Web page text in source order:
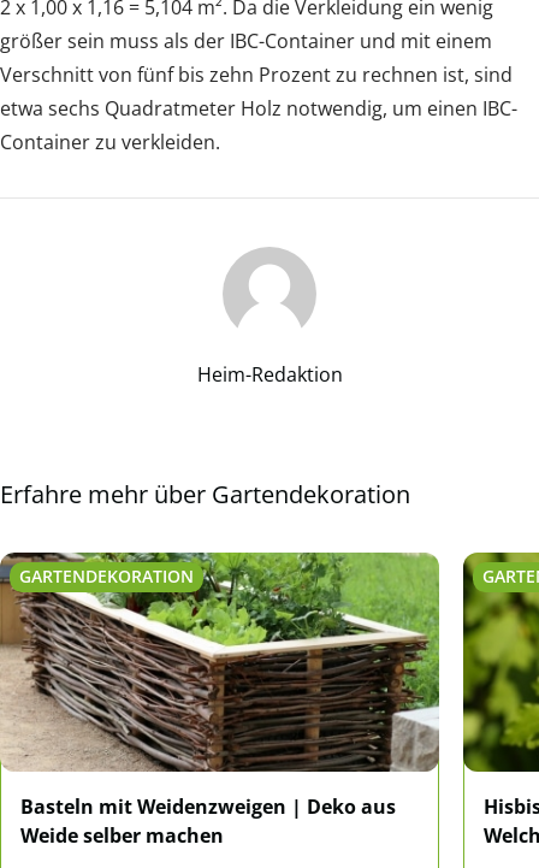
2 x 1,00 x 1,16 = 5,104 m². Da die Verkleidung ein wenig
größer sein muss als der IBC-Container und mit einem
Verschnitt von fünf bis zehn Prozent zu rechnen ist, sind
etwa sechs Quadratmeter Holz notwendig, um einen IBC-
Container zu verkleiden.
Heim-Redaktion
Erfahre mehr über Gartendekoration
GARTENDEKORATION
Basteln mit Weidenzweigen | Deko aus
Weide selber machen